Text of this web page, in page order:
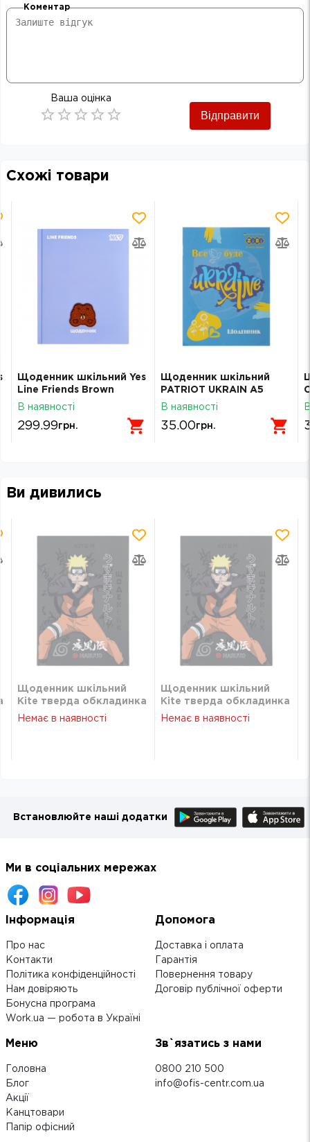
Коментар
Ваша оцінка
Відправити
Схожі товари
Щоденник шкільний Yes
Line Friends Brown
твердий A5 40 аркушів
В наявності
299.99грн.
Щоденник шкільний
PATRIOT UKRAIN А5
скоба Zibi SMART Line
В наявності
35.00грн.
Ви дивились
Щоденник шкільний
Kite тверда обкладинка
NR-1 NR24-262-1
Немає в наявності
Щоденник шкільний
Kite тверда обкладинка
NR-1 NR24-262-1
Немає в наявності
Встановлюйте наші додатки
Ми в соціальних мережах
Інформація
Про нас
Контакти
Політика конфіденційності
Нам довіряють
Бонусна програма
Work.ua — робота в Україні
Допомога
Доставка і оплата
Гарантія
Повернення товару
Договір публічної оферти
Меню
Головна
Блог
Акції
Канцтовари
Папір офісний
Зв`язатись з нами
0800 210 500
info@ofis-centr.com.ua